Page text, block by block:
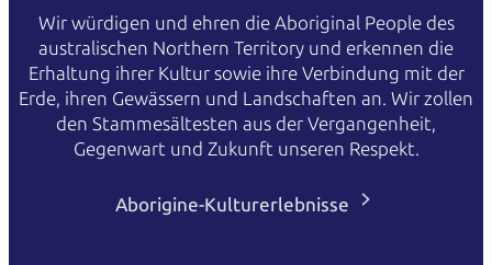
Wir würdigen und ehren die Aboriginal People des
australischen Northern Territory und erkennen die
Erhaltung ihrer Kultur sowie ihre Verbindung mit der
Erde, ihren Gewässern und Landschaften an. Wir zollen
den Stammesältesten aus der Vergangenheit,
Gegenwart und Zukunft unseren Respekt.
Aborigine-Kulturerlebnisse